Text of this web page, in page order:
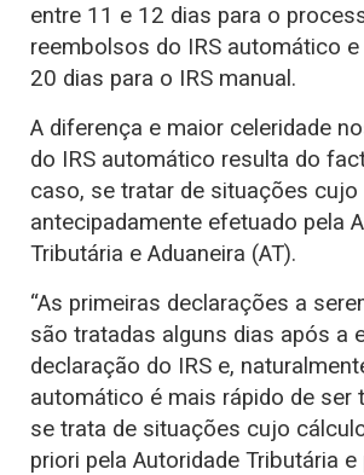
entre 11 e 12 dias para o
reembolsos do IRS automático
20 dias para o IRS manual.
A diferença e maior celeridade
do IRS automático resulta do
caso, se tratar de situações
antecipadamente efetuado pela
Tributária e Aduaneira (AT).
“As primeiras declarações a
são tratadas alguns dias após a
declaração do IRS e,
automático é mais rápido de ser
se trata de situações cujo
priori pela Autoridade Tributária